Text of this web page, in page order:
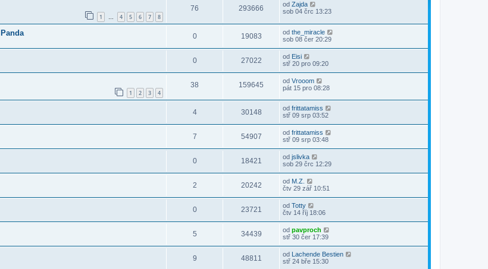
1 … 4 5 6 7 8
76 293666 od Zajda
sob 04 črc 13:23
0 19083 od the_miracle
sob 08 čer 20:29
0 27022 od Eisi
stř 20 pro 09:20
1 2 3 4
38 159645 od Vrooom
pát 15 pro 08:28
4 30148 od frittatamiss
stř 09 srp 03:52
7 54907 od frittatamiss
stř 09 srp 03:48
0 18421 od jslivka
sob 29 črc 12:29
2 20242 od M.Z.
čtv 29 zář 10:51
0 23721 od Totty
čtv 14 říj 18:06
5 34439 od pavproch
stř 30 čer 17:39
9 48811 od Lachende Bestien
stř 24 bře 15:30